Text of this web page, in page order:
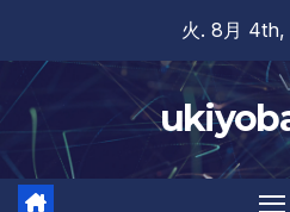
content
火. 8月 4th,